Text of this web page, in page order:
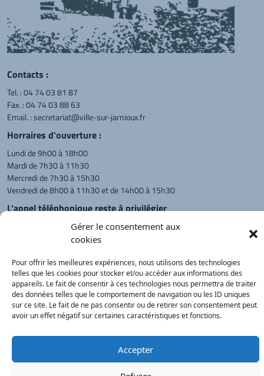
Gérer le consentement aux
cookies
Pour offrir les meilleures expériences, nous utilisons des technologies
telles que les cookies pour stocker et/ou accéder aux informations des
appareils. Le fait de consentir à ces technologies nous permettra de traiter
des données telles que le comportement de navigation ou les ID uniques
sur ce site. Le fait de ne pas consentir ou de retirer son consentement peut
avoir un effet négatif sur certaines caractéristiques et fonctions.
Accepter
Contacts :
Tel. :04 74 03 81 87
Fax. : 04 74 03 88 63
Email. :secretariat@ville-sur-jarnioux.fr
Horraires d'ouverture :
Lundi de 9h00 à 18h00
Mardi de 7h30 à 11h30
Mercredi de 7h30 à 15h30
Vendredi de 8h00 à 11h30 et de 14h00 à 15h30
L'appel téléphonique reste à privilégier
Monsieur le Maire et les adjoints
reçoivent sur rendez-vous.
Retour à l'accueil Actualités PanneauPocket Recherche
Démarches
Contacts
Mentions
Plan du site